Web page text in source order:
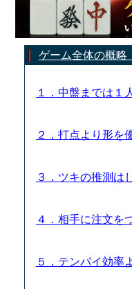
ゲーム全体の概略
１．中盤までは１
２．打点より形を
３．ツキの推測は
４．相手に注文を
５．テンパイ効